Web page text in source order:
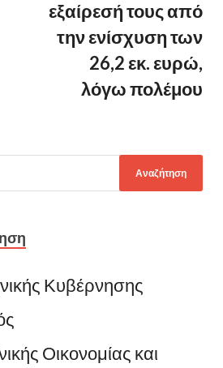
εξαίρεσή τους από
την ενίσχυση των
26,2 εκ. ευρώ,
λόγω πολέμου
Κυβέρνησης
Οικονομίας και